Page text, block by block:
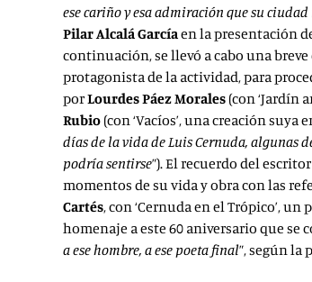
ese cariño y esa admiración que su
Pilar Alcalá Garcíaen la presentación
continuación, se llevó a cabo una
protagonista de la actividad, para
porLourdes Páez Morales (con ‘Jardín
Rubio (con ‘Vacíos’, una creación suya
días de la vida de Luis Cernuda, algunas
podría sentirse”). El recuerdo del
momentos de su vida y obra con las
Cartés, con ‘Cernuda en el Trópico’,
homenaje a este 60 aniversario que se
a ese hombre, a ese poeta final”, según la